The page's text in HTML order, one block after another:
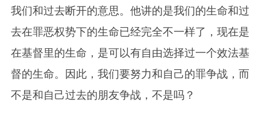
我们和过去断开的意思。他讲的是我们的生命和过
去在罪恶权势下的生命已经完全不一样了，现在是
在基督里的生命，是可以有自由选择过一个效法基
督的生命。因此，我们要努力和自己的罪争战，而
不是和自己过去的朋友争战，不是吗？